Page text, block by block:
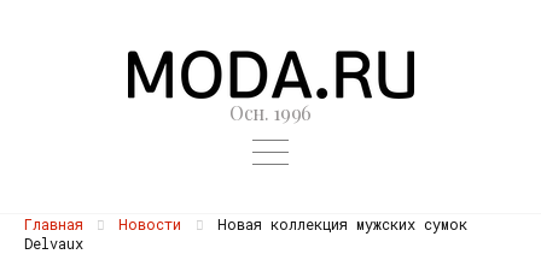
Осн. 1996
Главная Новости
Новая коллекция мужских сумок
Delvaux